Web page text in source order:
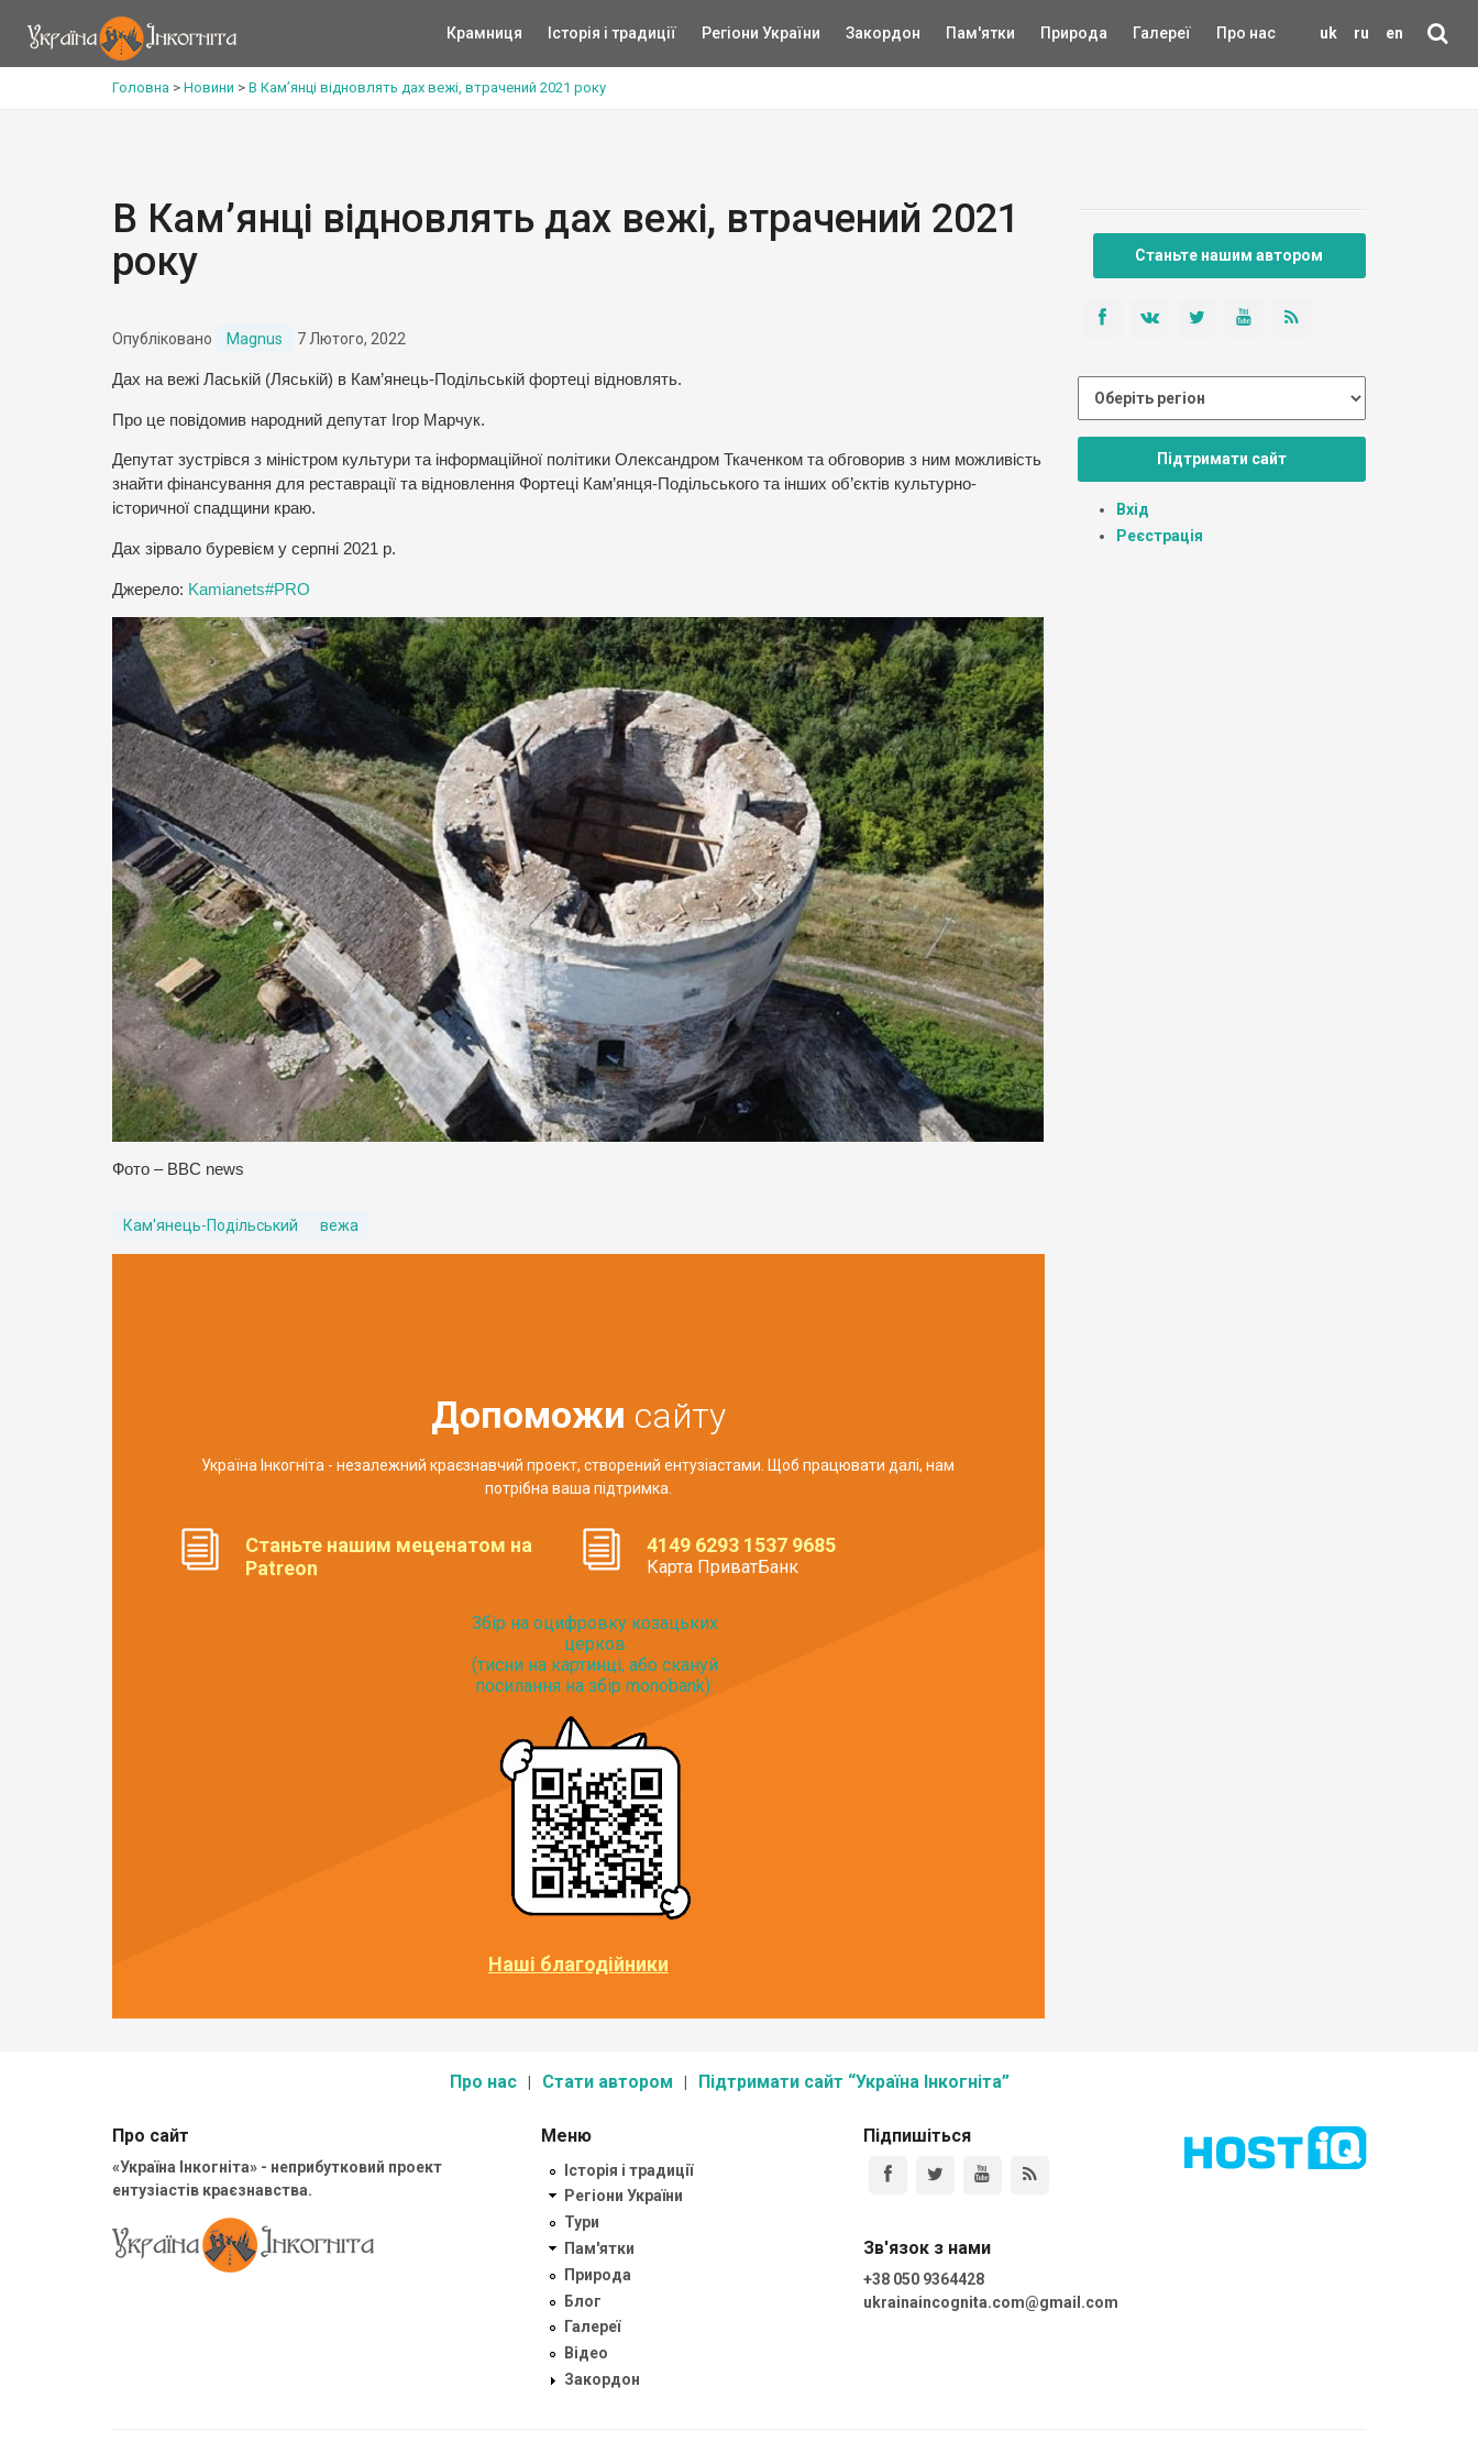
uk ru en
Крамниця Історія і традиції Регіони України Закордон Пам'ятки Природа Галереї Про нас
Головна > Новини > В Кам’янці відновлять дах вежі, втрачений 2021 року
В Кам’янці відновлять дах вежі, втрачений 2021
року
Опубліковано Magnus 7 Лютого, 2022
Дах на вежі Лаській (Ляській) в Кам’янець-Подільській фортеці відновлять.
Про це повідомив народний депутат Ігор Марчук.
Депутат зустрівся з міністром культури та інформаційної політики Олександром Ткаченком та обговорив з ним можливість
знайти фінансування для реставрації та відновлення Фортеці Кам’янця-Подільського та інших об’єктів культурно-
історичної спадщини краю.
Дах зірвало буревієм у серпні 2021 р.
Джерело: Kamianets#PRO
Фото – BBC news
Кам'янець-Подільський вежа
Допоможи сайту
Україна Інкогніта - незалежний краєзнавчий проект, створений ентузіастами. Щоб працювати далі, нам
потрібна ваша підтримка.
Станьте нашим меценатом на
Patreon
4149 6293 1537 9685
Карта ПриватБанк
Збір на оцифровку козацьких
церков
(тисни на картинці, або скануй
посилання на збір monobank):
Наші благодійники
Станьте нашим автором
Підтримати сайт
Вхід
Реєстрація
Про нас Стати автором Підтримати сайт “Україна Інкогніта”
Про сайт
«Україна Інкогніта» - неприбутковий проект
ентузіастів краєзнавства.
Меню
Історія і традиції
Регіони України
Тури
Пам'ятки
Природа
Блог
Галереї
Відео
Закордон
Підпишіться
Зв'язок з нами
+38 050 9364428
ukrainaincognita.com@gmail.com